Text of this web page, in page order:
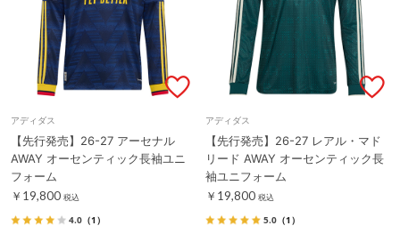
アディダス
【先行発売】26-27 アーセナル
AWAY オーセンティック長袖ユニ
フォーム
￥19,800 税込
4.0 （1）
アディダス
【先行発売】26-27 レアル・マド
リード AWAY オーセンティック長
袖ユニフォーム
￥19,800 税込
5.0 （1）